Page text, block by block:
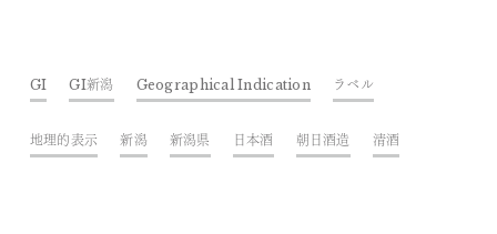
GI GI新潟 Geographical Indication ラベル
地理的表示 新潟 新潟県 日本酒 朝日酒造 清酒